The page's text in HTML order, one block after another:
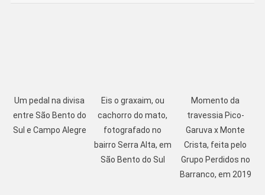
Um pedal na divisa
entre São Bento do
Sul e Campo Alegre
Eis o graxaim, ou
cachorro do mato,
fotografado no
bairro Serra Alta, em
São Bento do Sul
Momento da
travessia Pico-
Garuva x Monte
Crista, feita pelo
Grupo Perdidos no
Barranco, em 2019